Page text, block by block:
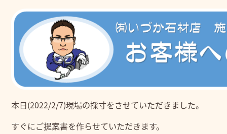
本日(2022/2/7)現場の採寸をさせていただきました。
すぐにご提案書を作らせていただきます。